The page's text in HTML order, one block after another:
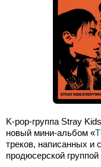
K-pop-группа Stray
новый мини-альбом «
треков, написанных и
продюсерской